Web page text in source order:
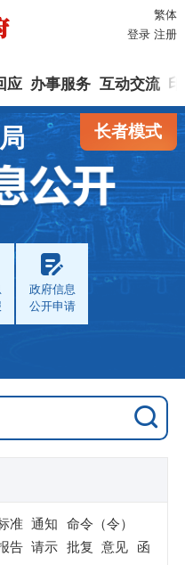
繁体
登录 注册
应 办事服务 互动交流
长者模式
政府信息
公开申请
准 通知
命令（令）
告 请示 批复 意见
函